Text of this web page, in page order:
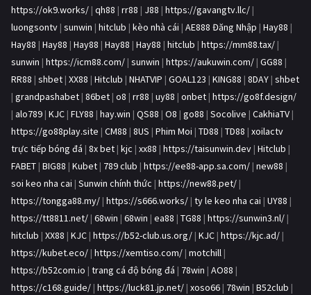
https://ok9.works/ | qh88 | rr88 | J88 | https://gavangtv.llc/ |
luongsontv | sunwin | hitclub | kèo nhà cái | AE888 Đăng Nhập | Hay88 |
Hay88 | Hay88 | Hay88 | Hay88 | Hay88 | hitclub | https://mm88.tax/ |
sunwin | https://icm88.com/ | sunwin | https://aukuwin.com/ | GG88 |
RR88 | shbet | XX88 | Hitclub | NHATVIP | GOAL123 | KING88 | 8DAY | shbet
| grandpashabet | 86bet | o8 | rr88 | uy88 | onbet | https://go8f.design/
| alo789 | KJC | FLY88 | hay.win | QS88 | O8 | go88 | Socolive | CakhiaTV |
https://go88play.site | CM88 | 8US | Phim Moi | TD88 | TD88 | xoilactv
trực tiếp bóng đá | 8x bet | kjc | xx88 | https://taisunwin.dev | Hitclub |
FABET | BIG88 | Kubet | 789 club | https://ee88-app.sa.com/ | new88 |
soi keo nha cai | Sunwin chính thức | https://new88.pet/ |
https://tongga88.my/ | https://s666.works/ | ty le keo nha cai | UY88 |
https://tt8811.net/ | 68win | 68win | ea88 | TG88 | https://sunwin3.nl/ |
hitclub | XX88 | KJC | https://b52-club.us.org/ | KJC | https://kjc.ad/ |
https://kubet.eco/ | https://xemtiso.com/ | motchill |
https://b52com.io | trang cá độ bóng đá | 78win | AO88 |
https://c168.guide/ | https://luck81.jp.net/ | xoso66 | 78win | B52club |